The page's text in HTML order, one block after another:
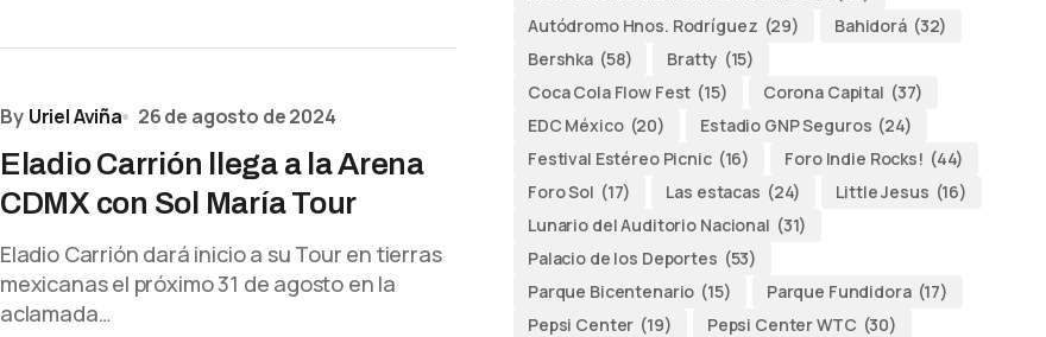
By Uriel Aviña 26 de agosto de 2024
Eladio Carrión llega a la Arena
CDMX con Sol María Tour
Eladio Carrión dará inicio a su Tour en tierras
mexicanas el próximo 31 de agosto en la
aclamada…
Autódromo Hnos. Rodríguez (29) Bahidorá (32)
Bershka (58) Bratty (15)
Coca Cola Flow Fest (15) Corona Capital (37)
EDC México (20) Estadio GNP Seguros (24)
Festival Estéreo Picnic (16) Foro Indie Rocks! (44)
Foro Sol (17) Las estacas (24) Little Jesus (16)
Lunario del Auditorio Nacional (31)
Palacio de los Deportes (53)
Parque Bicentenario (15) Parque Fundidora (17)
Pepsi Center (19) Pepsi Center WTC (30)